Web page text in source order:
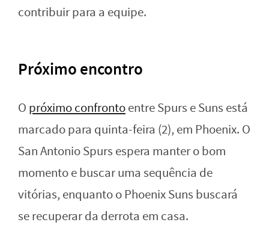
contribuir para a equipe.
Próximo encontro
O próximo confrontoentre Spurs e Suns está
marcado para quinta-feira (2), em Phoenix. O
San Antonio Spurs espera manter o bom
momento e buscar uma sequência de
vitórias, enquanto o Phoenix Suns buscará
se recuperar da derrota em casa.